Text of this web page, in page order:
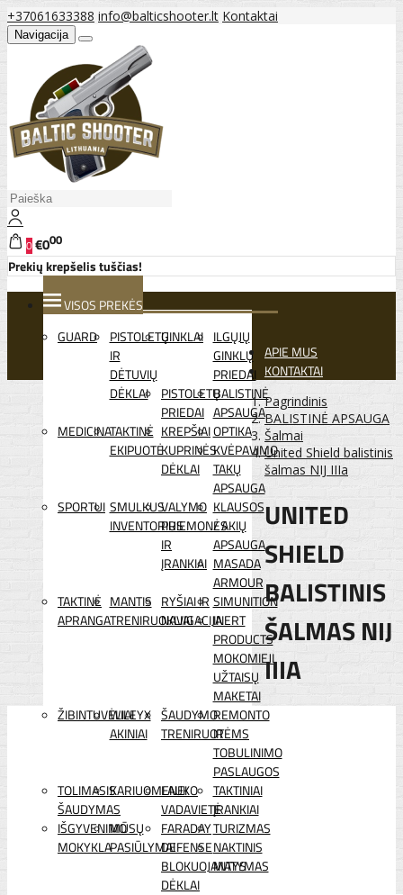
+37061633388 info@balticshooter.lt Kontaktai
Navigacija
0€000
Prekių krepšelis tuščias!
VISOS PREKĖS
GUARD
PISTOLETŲ
IR
DĖTUVIŲ
DĖKLAI
GINKLAI ILGŲJŲ
GINKLŲ
PRIEDAI
PISTOLETŲ
PRIEDAI
BALISTINĖ
APSAUGA
MEDICINATAKTINĖ
EKIPUOTĖ
KREPŠIAI
KUPRINĖS
DĖKLAI
OPTIKA
KVĖPAVIMO
TAKŲ
APSAUGA
SPORTUI SMULKUS
INVENTORIUS
VALYMO
PRIEMONĖS
IR
ĮRANKIAI
KLAUSOS
/ AKIŲ
APSAUGA
MASADA
ARMOUR
TAKTINĖ
APRANGA
MANTIS
TRENIRUOKLIAI
RYŠIAI IR
NAVIGACIJA
SIMUNITION
INERT
PRODUCTS
MOKOMIEJI
UŽTAISŲ
MAKETAI
ŽIBINTUVĖLIAI
WILEYX
AKINIAI
ŠAUDYMO
TRENIRUOTĖMS
REMONTO
IR
TOBULINIMO
PASLAUGOS
TOLIMASIS
ŠAUDYMAS
KARIUOMENEI
LAUKO
VADAVIETĖ
TAKTINIAI
ĮRANKIAI
IŠGYVENIMO
MOKYKLA
MŪSŲ
PASIŪLYMAI
FARADAY
DEFENSE
BLOKUOJANTYS
DĖKLAI
TURIZMAS
NAKTINIS
MATYMAS
APIE MUS
KONTAKTAI
Pagrindinis
BALISTINĖ APSAUGA
Šalmai
United Shield balistinis
šalmas NIJ IIIa
UNITED
SHIELD
BALISTINIS
ŠALMAS NIJ
IIIA